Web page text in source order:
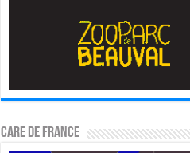
CARE DE FRANCE